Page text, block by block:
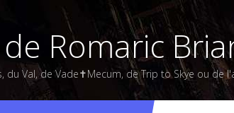
Romaric
du Val, de Vade✝Mecum, de Trip to Skye ou de